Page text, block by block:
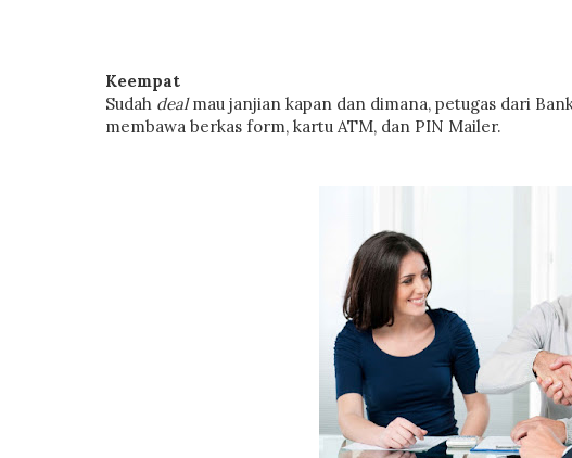
Keempat
Sudah dealmau janjian kapan dan dimana, petugas dari
membawa berkas form, kartu ATM, dan PIN Mailer.